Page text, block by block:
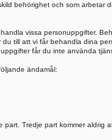
behörighet och som arbetar
vissa personuppgifter.
till att vi får behandla dina
får du inte använda
ändamål:
Tredje part kommer aldrig